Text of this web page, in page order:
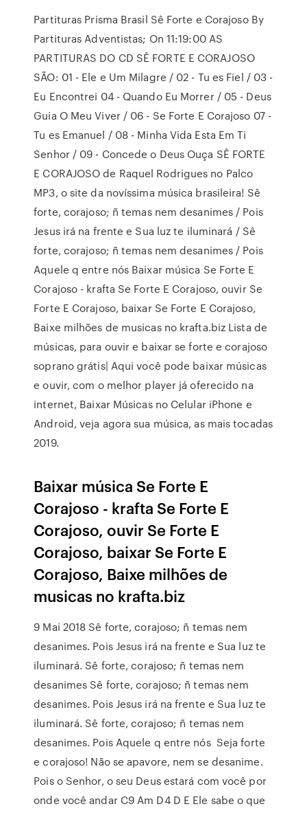
Partituras Prisma Brasil Sê Forte e Corajoso By
Partituras Adventistas; On 11:19:00 AS
PARTITURAS DO CD SÊ FORTE E CORAJOSO
SÃO: 01 - Ele e Um Milagre / 02 - Tu es Fiel / 03 -
Eu Encontrei 04 - Quando Eu Morrer / 05 - Deus
Guia O Meu Viver / 06 - Se Forte E Corajoso 07 -
Tu es Emanuel / 08 - Minha Vida Esta Em Ti
Senhor / 09 - Concede o Deus Ouça SÊ FORTE
E CORAJOSO de Raquel Rodrigues no Palco
MP3, o site da novíssima música brasileira! Sê
forte, corajoso; ñ temas nem desanimes / Pois
Jesus irá na frente e Sua luz te iluminará / Sê
forte, corajoso; ñ temas nem desanimes / Pois
Aquele q entre nós Baixar música Se Forte E
Corajoso - krafta Se Forte E Corajoso, ouvir Se
Forte E Corajoso, baixar Se Forte E Corajoso,
Baixe milhões de musicas no krafta.biz Lista de
músicas, para ouvir e baixar se forte e corajoso
soprano grátis| Aqui você pode baixar músicas
e ouvir, com o melhor player já oferecido na
internet, Baixar Músicas no Celular iPhone e
Android, veja agora sua música, as mais tocadas
2019.
Baixar música Se Forte E
Corajoso - krafta Se Forte E
Corajoso, ouvir Se Forte E
Corajoso, baixar Se Forte E
Corajoso, Baixe milhões de
musicas no krafta.biz
9 Mai 2018 Sê forte, corajoso; ñ temas nem
desanimes. Pois Jesus irá na frente e Sua luz te
iluminará. Sê forte, corajoso; ñ temas nem
desanimes Sê forte, corajoso; ñ temas nem
desanimes. Pois Jesus irá na frente e Sua luz te
iluminará. Sê forte, corajoso; ñ temas nem
desanimes. Pois Aquele q entre nós Seja forte
e corajoso! Não se apavore, nem se desanime.
Pois o Senhor, o seu Deus estará com você por
onde você andar C9 Am D4 D E Ele sabe o que